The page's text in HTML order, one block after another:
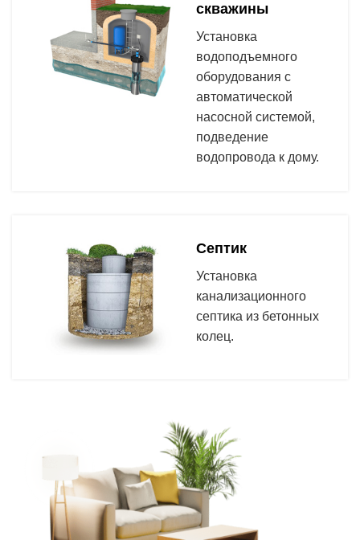
скважины
Установка
водоподъемного
оборудования с
автоматической
насосной системой,
подведение
водопровода к дому.
Септик
Установка
канализационного
септика из бетонных
колец.